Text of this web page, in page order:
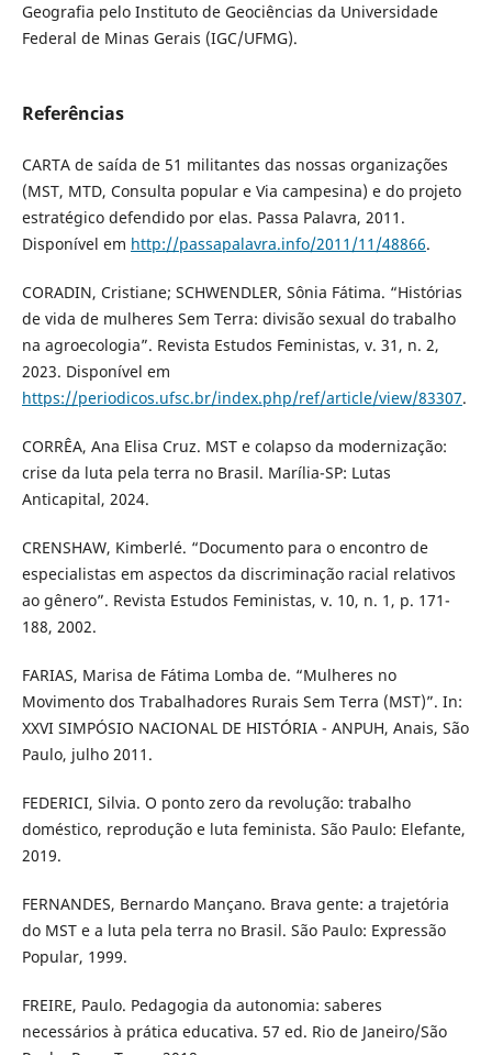
Geografia pelo Instituto de Geociências da Universidade
Federal de Minas Gerais (IGC/UFMG).
Referências
CARTA de saída de 51 militantes das nossas organizações
(MST, MTD, Consulta popular e Via campesina) e do projeto
estratégico defendido por elas. Passa Palavra, 2011.
Disponível em http://passapalavra.info/2011/11/48866.
CORADIN, Cristiane; SCHWENDLER, Sônia Fátima. “Histórias
de vida de mulheres Sem Terra: divisão sexual do trabalho
na agroecologia”. Revista Estudos Feministas, v. 31, n. 2,
2023. Disponível em
https://periodicos.ufsc.br/index.php/ref/article/view/83307.
CORRÊA, Ana Elisa Cruz. MST e colapso da modernização:
crise da luta pela terra no Brasil. Marília-SP: Lutas
Anticapital, 2024.
CRENSHAW, Kimberlé. “Documento para o encontro de
especialistas em aspectos da discriminação racial relativos
ao gênero”. Revista Estudos Feministas, v. 10, n. 1, p. 171-
188, 2002.
FARIAS, Marisa de Fátima Lomba de. “Mulheres no
Movimento dos Trabalhadores Rurais Sem Terra (MST)”. In:
XXVI SIMPÓSIO NACIONAL DE HISTÓRIA - ANPUH, Anais, São
Paulo, julho 2011.
FEDERICI, Silvia. O ponto zero da revolução: trabalho
doméstico, reprodução e luta feminista. São Paulo: Elefante,
2019.
FERNANDES, Bernardo Mançano. Brava gente: a trajetória
do MST e a luta pela terra no Brasil. São Paulo: Expressão
Popular, 1999.
FREIRE, Paulo. Pedagogia da autonomia: saberes
necessários à prática educativa. 57 ed. Rio de Janeiro/São